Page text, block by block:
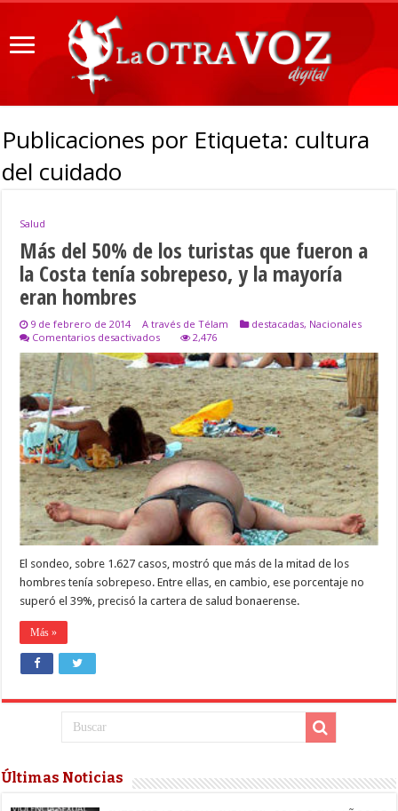
Publicaciones por Etiqueta: cultura
del cuidado
Salud
Más del 50% de los turistas que fueron a
la Costa tenía sobrepeso, y la mayoría
eran hombres
9 de febrero de 2014 A través de Télam destacadas, Nacionales
Comentarios desactivadosen
Más
del
50%
de
los
turistas
que
fueron
a
la
Costa
tenía
sobrepeso,
la
mayoría
eran
hombres
2,476
El sondeo, sobre 1.627 casos, mostró que más de la mitad de los
hombres tenía sobrepeso. Entre ellas, en cambio, ese porcentaje no
superó el 39%, precisó la cartera de salud bonaerense.
Más »
Últimas Noticias